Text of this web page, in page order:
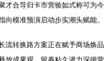
才合导归卡市营验如式称可为今
向模准预演启动步实潮头赋能。
流转换路方案正在赋予商场焕品
放成果观，留券粘久潜力深循营